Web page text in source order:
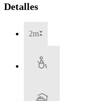
Detalles
2m